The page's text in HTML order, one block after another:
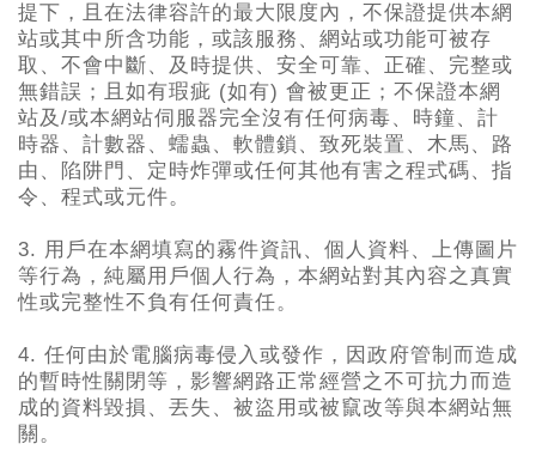
提下，且在法律容許的最大限度內，不保證提供本網
站或其中所含功能，或該服務、網站或功能可被存
取、不會中斷、及時提供、安全可靠、正確、完整或
無錯誤；且如有瑕疵 (如有) 會被更正；不保證本網
站及/或本網站伺服器完全沒有任何病毒、時鐘、計
時器、計數器、蠕蟲、軟體鎖、致死裝置、木馬、路
由、陷阱門、定時炸彈或任何其他有害之程式碼、指
令、程式或元件。
3. 用戶在本網填寫的霧件資訊、個人資料、上傳圖片
等行為，純屬用戶個人行為，本網站對其內容之真實
性或完整性不負有任何責任。
4. 任何由於電腦病毒侵入或發作，因政府管制而造成
的暫時性關閉等，影響網路正常經營之不可抗力而造
成的資料毀損、丟失、被盜用或被竄改等與本網站無
關。